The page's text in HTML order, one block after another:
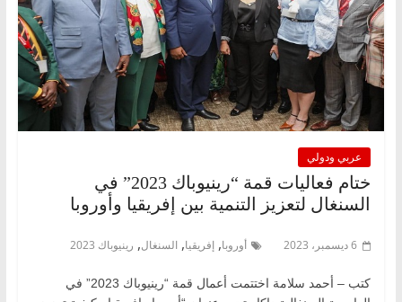
عربي ودولي
ختام فعاليات قمة “رينيوباك 2023” في
السنغال لتعزيز التنمية بين إفريقيا وأوروبا
6 ديسمبر، 2023 أوروبا, إفريقيا, السنغال, رينيوباك 2023
كتب – أحمد سلامة اختتمت أعمال قمة “رينيوباك 2023” في